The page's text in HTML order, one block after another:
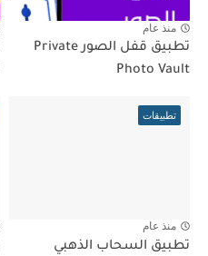
منذ عام
تطبيق قفل الصور Private
Photo Vault
تطبيقات
منذ عام
تطبيق السحاب الذهبي